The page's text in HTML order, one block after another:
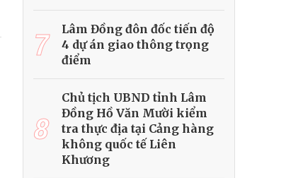
7
Lâm Đồng đôn đốc tiến độ
4 dự án giao thông trọng
điểm
8
Chủ tịch UBND tỉnh Lâm
Đồng Hồ Văn Mười kiểm
tra thực địa tại Cảng hàng
không quốc tế Liên
Khương